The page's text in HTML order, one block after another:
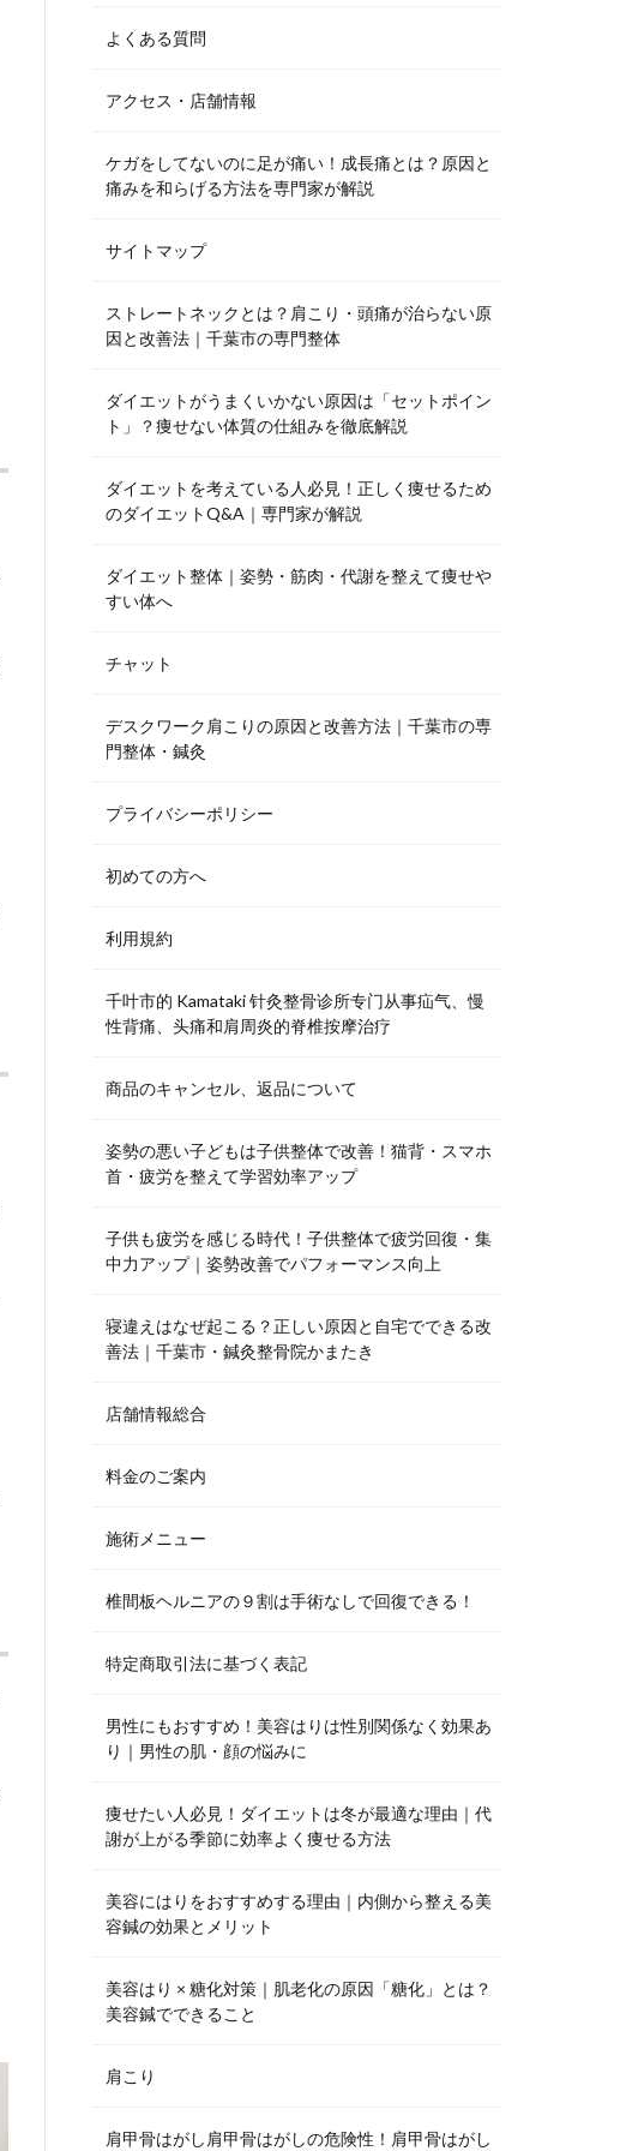
よくある質問
アクセス・店舗情報
ケガをしてないのに足が痛い！成長痛とは？原因と
痛みを和らげる方法を専門家が解説
サイトマップ
ストレートネックとは？肩こり・頭痛が治らない原
因と改善法｜千葉市の専門整体
ダイエットがうまくいかない原因は「セットポイン
ト」？痩せない体質の仕組みを徹底解説
ダイエットを考えている人必見！正しく痩せるため
のダイエットQ&A｜専門家が解説
ダイエット整体｜姿勢・筋肉・代謝を整えて痩せや
すい体へ
チャット
デスクワーク肩こりの原因と改善方法｜千葉市の専
門整体・鍼灸
プライバシーポリシー
初めての方へ
利用規約
千叶市的 Kamataki 针灸整骨诊所专门从事疝气、慢
性背痛、头痛和肩周炎的脊椎按摩治疗
商品のキャンセル、返品について
姿勢の悪い子どもは子供整体で改善！猫背・スマホ
首・疲労を整えて学習効率アップ
子供も疲労を感じる時代！子供整体で疲労回復・集
中力アップ｜姿勢改善でパフォーマンス向上
寝違えはなぜ起こる？正しい原因と自宅でできる改
善法｜千葉市・鍼灸整骨院かまたき
店舗情報総合
料金のご案内
施術メニュー
椎間板ヘルニアの９割は手術なしで回復できる！
特定商取引法に基づく表記
男性にもおすすめ！美容はりは性別関係なく効果あ
り｜男性の肌・顔の悩みに
痩せたい人必見！ダイエットは冬が最適な理由｜代
謝が上がる季節に効率よく痩せる方法
美容にはりをおすすめする理由｜内側から整える美
容鍼の効果とメリット
美容はり × 糖化対策｜肌老化の原因「糖化」とは？
美容鍼でできること
肩こり
肩甲骨はがし肩甲骨はがしの危険性！肩甲骨はがし